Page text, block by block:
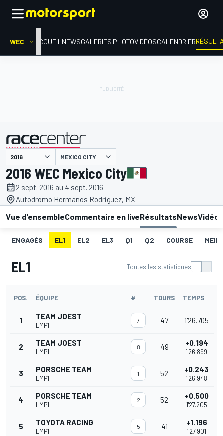
WEC ACCUEIL NEWSGALERIES PHOTOVIDÉOSCALENDRIER
présenté par MEXICO CITY
2016 WEC Mexico City
2 sept. 2016 au 4 sept. 2016
Autodromo Hermanos Rodriguez, MX
Vue d'ensembleCommentaire en liveRésultatsNewsVidéos
ENGAGÉS EL1 EL2 EL3 Q1 Q2 COURSE
EL1 Toutes les statistiques
POS. ÉQUIPE # TOURS TEMPS
1 TEAM JOEST
LMP1
7 47 1'26.705
2 TEAM JOEST
LMP1
8 49 +0.194
1'26.899
3 PORSCHE TEAM
LMP1
1 52 +0.243
1'26.948
4 PORSCHE TEAM
LMP1
2 52 +0.500
1'27.205
5 TOYOTA RACING
LMP1
5 41 +1.196
1'27.901